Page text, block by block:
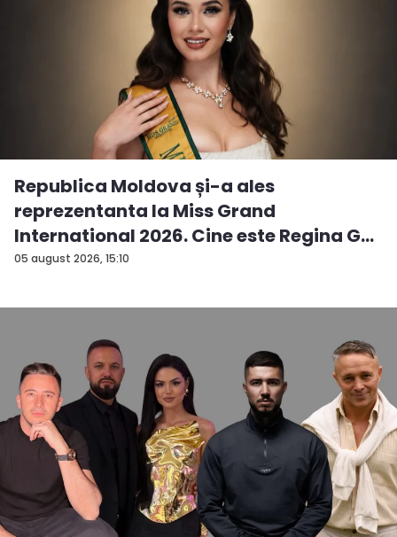
05 august 2026, 15:10
Republica Moldova și-a ales
reprezentanta la Miss Grand
International 2026. Cine este Regina G...